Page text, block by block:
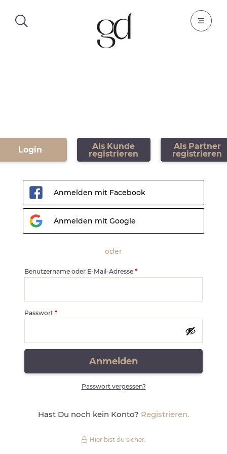
Login Als Kunde
registrieren
Als Partner
registrieren
Anmelden mit Facebook
Anmelden mit Google
oder
Benutzername oder E-Mail-Adresse *
Passwort *
Anmelden
Passwort vergessen?
Hast Du noch kein Konto? Registrieren.
Hier bist du sicher.